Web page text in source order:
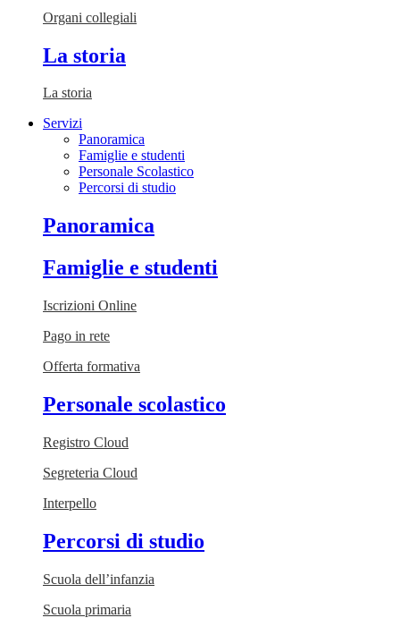
Organi collegiali
La storia
La storia
Servizi
Panoramica
Famiglie e studenti
Personale Scolastico
Percorsi di studio
Panoramica
Famiglie e studenti
Iscrizioni Online
Pago in rete
Offerta formativa
Personale scolastico
Registro Cloud
Segreteria Cloud
Interpello
Percorsi di studio
Scuola dell’infanzia
Scuola primaria